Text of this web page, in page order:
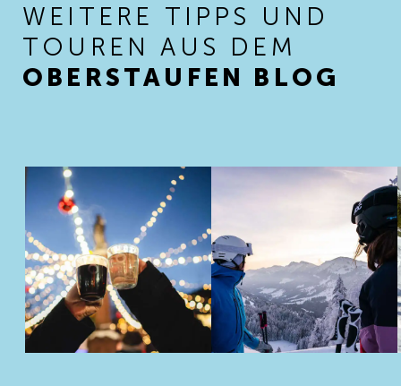
WEITERE TIPPS UND
TOUREN AUS DEM
OBERSTAUFEN BLOG